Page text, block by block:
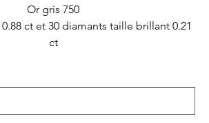
Or gris 750
ct et 30 diamants taille brillant 0.21
ct